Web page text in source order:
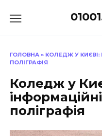
до
ГОЛОВНА » КОЛЕДЖ У КИЄВІ:
ПОЛІГРАФІЯ
Коледж у
поліграфія